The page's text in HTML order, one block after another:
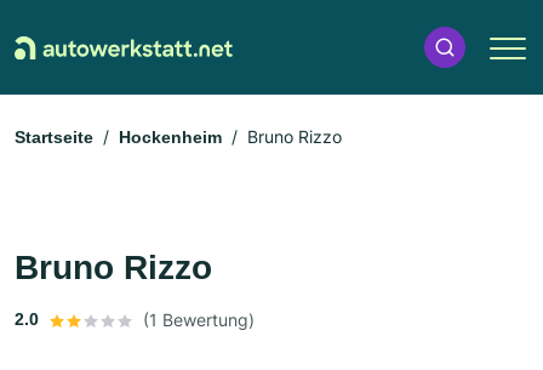
Startseite Hockenheim Bruno Rizzo
Bruno Rizzo
2.0 (1 Bewertung)